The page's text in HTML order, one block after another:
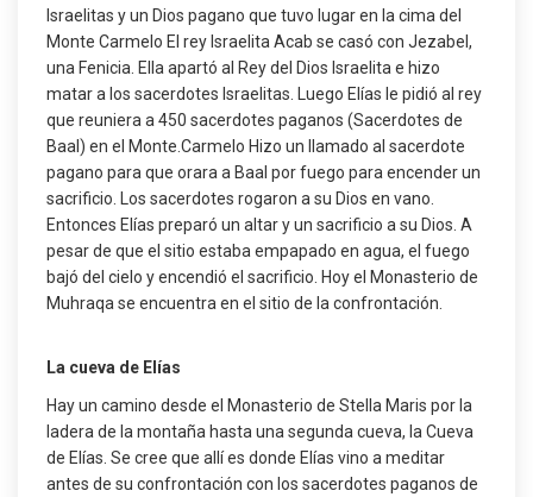
Israelitas y un Dios pagano que tuvo lugar en la cima del
Monte Carmelo El rey Israelita Acab se casó con Jezabel,
una Fenicia. Ella apartó al Rey del Dios Israelita e hizo
matar a los sacerdotes Israelitas. Luego Elías le pidió al rey
que reuniera a 450 sacerdotes paganos (Sacerdotes de
Baal) en el Monte.Carmelo Hizo un llamado al sacerdote
pagano para que orara a Baal por fuego para encender un
sacrificio. Los sacerdotes rogaron a su Dios en vano.
Entonces Elías preparó un altar y un sacrificio a su Dios. A
pesar de que el sitio estaba empapado en agua, el fuego
bajó del cielo y encendió el sacrificio. Hoy el Monasterio de
Muhraqa se encuentra en el sitio de la confrontación.
La cueva de Elías
Hay un camino desde el Monasterio de Stella Maris por la
ladera de la montaña hasta una segunda cueva, la Cueva
de Elías. Se cree que allí es donde Elías vino a meditar
antes de su confrontación con los sacerdotes paganos de